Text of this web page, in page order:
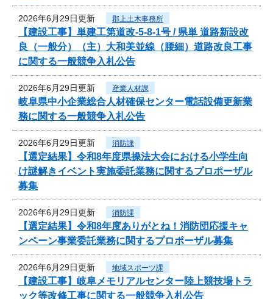
2026年6月29日更新 郡上土木事務所
【建設工事】単建工第道改-5-8-1号 / 県単 道路新設改
良（一般分）（主）大和美並線（腰細）道路改良工事
に関する一般競争入札公告
2026年6月29日更新 産業人材課
岐阜県中小企業総合人材確保センター電話設備更新業
務に関する一般競争入札公告
2026年6月29日更新 消防課
【選定結果】令和8年度県操法大会における小学生向
け謎解きイベント実施委託業務に関するプロポーザル
募集
2026年6月29日更新 消防課
【選定結果】令和8年度ありがとね！消防団応援キャ
ンペーン事業委託業務に関するプロポーザル募集
2026年6月29日更新 地域スポーツ課
【建設工事】岐阜メモリアルセンター陸上競技場トラ
ック等改修工事に関する一般競争入札公告